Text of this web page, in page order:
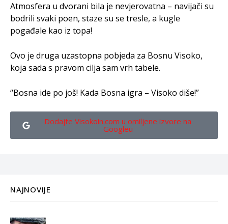
Atmosfera u dvorani bila je nevjerovatna – navijači su
bodrili svaki poen, staze su se tresle, a kugle
pogađale kao iz topa!
Ovo je druga uzastopna pobjeda za Bosnu Visoko,
koja sada s pravom cilja sam vrh tabele.
“Bosna ide po još! Kada Bosna igra – Visoko diše!”
Dodajte Visokoin.com u omiljene izvore na
Googleu
NAJNOVIJE